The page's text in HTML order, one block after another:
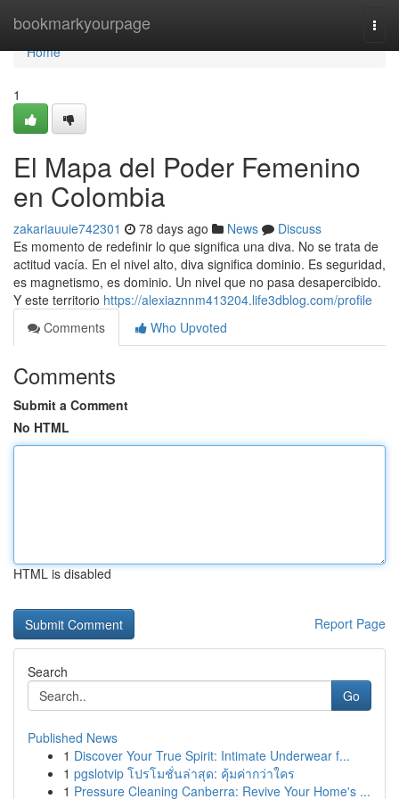
bookmarkyourpage
Home
Home
1
El Mapa del Poder Femenino
en Colombia
zakariauuie742301 78 days ago News
Discuss
Es momento de redefinir lo que significa una diva. No se trata de
actitud vacía. En el nivel alto, diva significa dominio. Es seguridad,
es magnetismo, es dominio. Un nivel que no pasa desapercibido.
Y este territorio https://alexiaznnm413204.life3dblog.com/profile
Comments
Who Upvoted
Comments
Submit a Comment
No HTML
HTML is disabled
Report Page
Search
Go
Published News
1 Discover Your True Spirit: Intimate Underwear f...
1 pgslotvip โปรโมชั่นล่าสุด: คุ้มค่ากว่าใคร
1 Pressure Cleaning Canberra: Revive Your Home's ...